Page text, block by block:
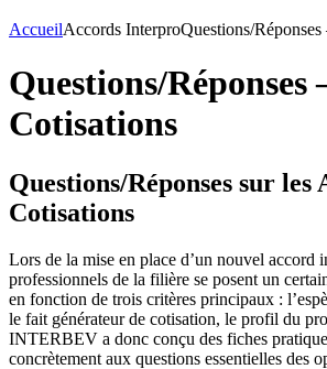
AccueilAccords InterproQuestions/
Questions/Réponses
Cotisations
Questions/Réponses sur les
Cotisations
Lors de la mise en place d’un nouvel accord
professionnels de la filière se posent un
en fonction de trois critères principaux :
le fait générateur de cotisation, le profil du
INTERBEV a donc conçu des fiches
concrètement aux questions essentielles des